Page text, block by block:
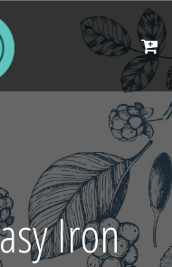
Iron